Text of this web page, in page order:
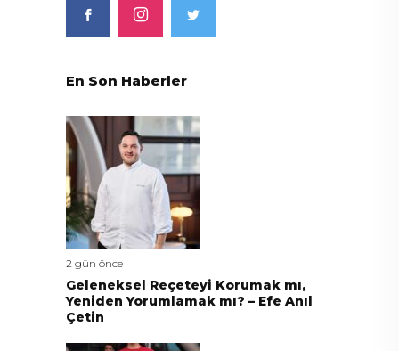
En Son Haberler
2 gün önce
Geleneksel Reçeteyi Korumak mı,
Yeniden Yorumlamak mı? – Efe Anıl
Çetin